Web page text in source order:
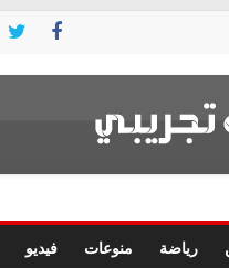
رياضة منوعات فيديو